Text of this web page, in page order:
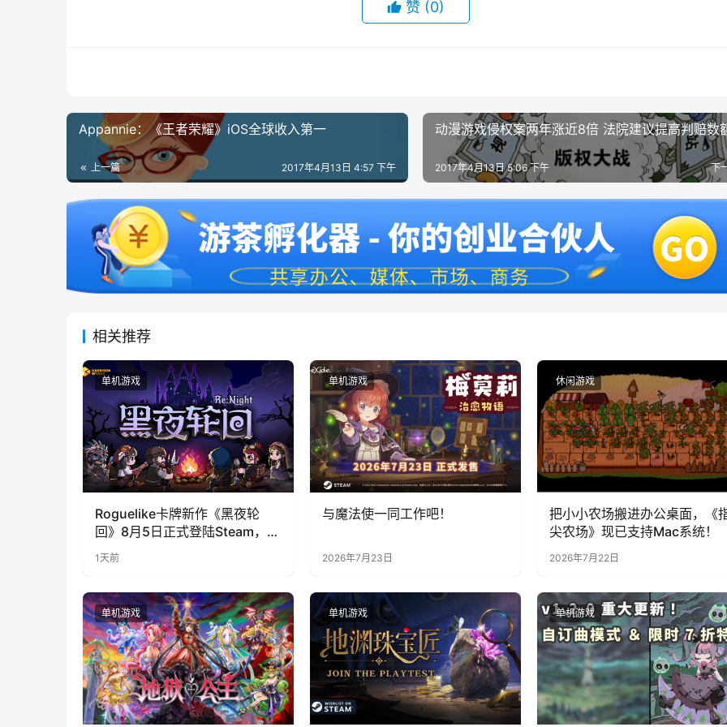
赞 (0)
Appannie：《王者荣耀》iOS全球收入第一
上一篇 2017年4月13日 4:57 下午
动漫游戏侵权案两年涨近8倍 法院建议提高判赔数
下
2017年4月13日 5:06 下午
相关推荐
单机游戏
Roguelike卡牌新作《黑夜轮
回》8月5日正式登陆Steam，首
发9折优惠开启
1天前
单机游戏
与魔法使一同工作吧！
2026年7月23日
休闲游戏
把小小农场搬进办公桌面，《
尖农场》现已支持Mac系统！
2026年7月22日
单机游戏 单机游戏 单机游戏